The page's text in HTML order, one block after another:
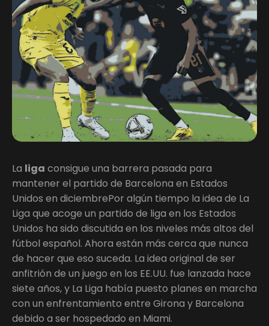
La liga consigue una barrera pasada para
mantener el partido de Barcelona en Estados
Unidos en diciembrePor algún tiempo la idea de La
Liga que acoge un partido de liga en los Estados
Unidos ha sido discutida en los niveles más altos del
fútbol español. Ahora están más cerca que nunca
de hacer que eso suceda. La idea original de ser
anfitrión de un juego en los EE.UU. fue lanzada hace
siete años, y La Liga había puesto planes en marcha
con un enfrentamiento entre Girona y Barcelona
debido a ser hospedado en Miami.